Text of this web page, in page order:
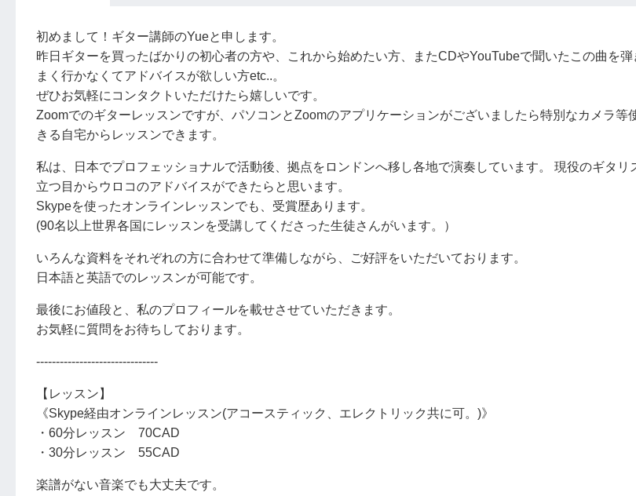
初めまして！ギター講師のYueと申します。
昨日ギターを買ったばかりの初心者の方や、これから始めたい方、またCDやYouTubeで聞いたこの曲を弾
まく行かなくてアドバイスが欲しい方etc..。
ぜひお気軽にコンタクトいただけたら嬉しいです。
Zoomでのギターレッスンですが、パソコンとZoomのアプリケーションがございましたら特別なカメラ等
きる自宅からレッスンできます。
私は、日本でプロフェッショナルで活動後、拠点をロンドンへ移し各地で演奏しています。 現役のギタリ
立つ目からウロコのアドバイスができたらと思います。
Skypeを使ったオンラインレッスンでも、受賞歴あります。
(90名以上世界各国にレッスンを受講してくださった生徒さんがいます。）
いろんな資料をそれぞれの方に合わせて準備しながら、ご好評をいただいております。
日本語と英語でのレッスンが可能です。
最後にお値段と、私のプロフィールを載せさせていただきます。
お気軽に質問をお待ちしております。
-------------------------------
【レッスン】
《Skype経由オンラインレッスン(アコースティック、エレクトリック共に可。)》
・60分レッスン 70CAD
・30分レッスン 55CAD
楽譜がない音楽でも大丈夫です。